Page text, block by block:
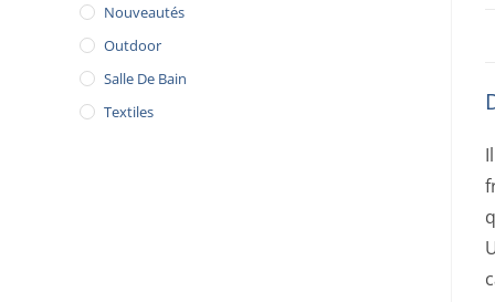
Nouveautés
Outdoor
Salle De Bain
Textiles